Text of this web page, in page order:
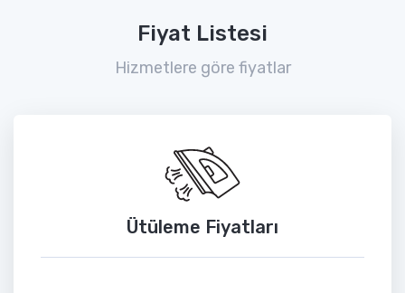
Fiyat Listesi
Hizmetlere göre fiyatlar
Ütüleme Fiyatları